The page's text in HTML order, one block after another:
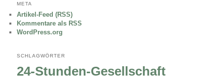
META
Artikel-Feed (RSS)
Kommentare als RSS
WordPress.org
SCHLAGWÖRTER
24-Stunden-Gesellschaft